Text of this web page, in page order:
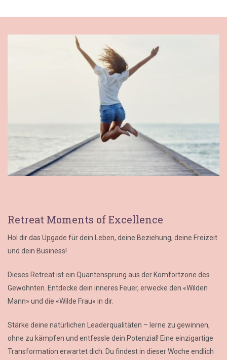
Retreat Moments of Excellence
Hol dir das Upgade für dein Leben, deine Beziehung, deine Freizeit
und dein Business!
Dieses Retreat ist ein Quantensprung aus der Komfortzone des
Gewohnten. Entdecke dein inneres Feuer, erwecke den «Wilden
Mann» und die «Wilde Frau» in dir.
Stärke deine natürlichen Leaderqualitäten – lerne zu gewinnen,
ohne zu kämpfen und entfessle dein Potenzial! Eine einzigartige
Transformation erwartet dich. Du findest in dieser Woche endlich